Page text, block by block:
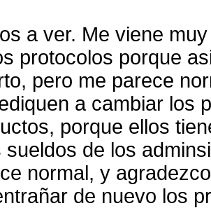
a ver. Me viene
protocolos porque
pero me parece
a cambiar los
porque ellos
sueldos de los
normal, y
de nuevo los